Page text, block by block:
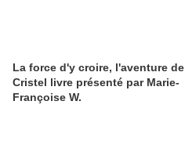
La force d'y croire, l'aventure de
Cristel livre présenté par Marie-
Françoise W.